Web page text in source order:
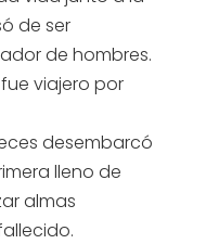
de ser
de hombres.
viajero por
desembarcó
lleno de
almas